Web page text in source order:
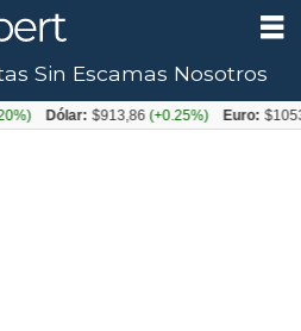
Sin Escamas Nosotros
Dólar: $913,86(+0.25%) Euro: $1053,08(-